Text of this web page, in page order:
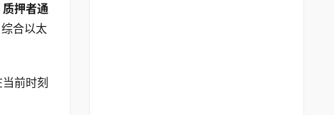
押者通
合以太
前时刻